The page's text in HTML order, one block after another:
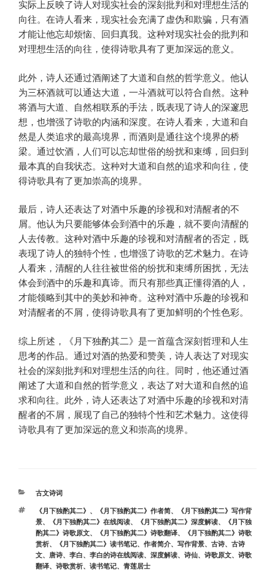
实际上反映了诗人对现实社会的深刻批判和对理想生活的
向往。在诗人看来，现实社会充满了虚伪和欺骗，只有酒
才能让他忘却烦恼、回归真我。这种对现实社会的批判和
对理想生活的向往，使得诗歌具有了更加深远的意义。
此外，诗人还通过酒阐述了大道和自然的哲学意义。他认
为三杯酒就可以通达大道，一斗酒就可以符合自然。这种
将酒与大道、自然相联系的手法，既表现了诗人的深邃思
想，也增强了诗歌的内涵和深度。在诗人看来，大道和自
然是人类追求的最高境界，而酒则是通往这个境界的桥
梁。通过饮酒，人们可以忘却世俗的纷扰和束缚，回归到
最本真的自我状态。这种对大道和自然的追求和向往，使
得诗歌具有了更加崇高的境界。
最后，诗人还表达了对酒中乐趣的珍视和对清醒者的不
屑。他认为只要能够体会到酒中的乐趣，就不要向清醒的
人去传教。这种对酒中乐趣的珍视和对清醒者的否定，既
表现了诗人的独特个性，也增强了诗歌的艺术魅力。在诗
人看来，清醒的人往往被世俗的纷扰和束缚所困扰，无法
体会到酒中的乐趣和真谛。而只有那些真正懂得酒的人，
才能领略到其中的美妙和神奇。这种对酒中乐趣的珍视和
对清醒者的不屑，使得诗歌具有了更加鲜明的个性色彩。
综上所述，《月下独酌其二》是一首蕴含深刻哲理和人生
思考的作品。通过对酒的热爱和赞美，诗人表达了对现实
社会的深刻批判和对理想生活的向往。同时，他还通过酒
阐述了大道和自然的哲学意义，表达了对大道和自然的追
求和向往。此外，诗人还表达了对酒中乐趣的珍视和对清
醒者的不屑，展现了自己的独特个性和艺术魅力。这使得
诗歌具有了更加深远的意义和崇高的境界。
分
古文诗词
标
签
《月下独酌其二》 、 《月下独酌其二》作者简、
《月下独酌其二》写作背
景、 《月下独酌其二》在线阅读、 《月下独酌其二》深度解读、
《月下独
酌其二》诗歌原文、 《月下独酌其二》诗歌翻译、
《月下独酌其二》诗歌
赏析、 《月下独酌其二》读书笔记、 作者简介、 写作背景、 古诗、 古诗
文、 唐诗、 李白、 李白的诗在线阅读、 深度解读、 诗仙、 诗歌原文、 诗歌
翻译、 诗歌赏析、 读书笔记、 青莲居士